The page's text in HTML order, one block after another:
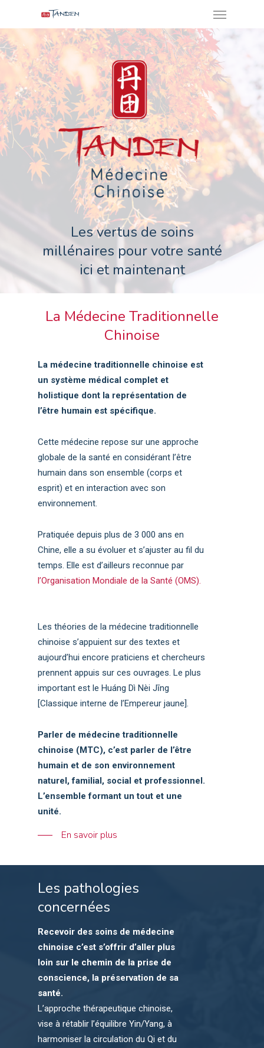
main
content
Les vertus de soins
millénaires pour votre santé
ici et maintenant
La Médecine Traditionnelle
Chinoise
La médecine traditionnelle chinoise est
un système médical complet et
holistique dont la représentation de
l’être humain est spécifique.
Cette médecine repose sur une approche
globale de la santé en considérant l’être
humain dans son ensemble (corps et
esprit) et en interaction avec son
environnement.
Pratiquée depuis plus de 3 000 ans en
Chine, elle a su évoluer et s’ajuster au fil du
temps. Elle est d’ailleurs reconnue par
l’Organisation Mondiale de la Santé (OMS).
Les théories de la médecine traditionnelle
chinoise s’appuient sur des textes et
aujourd’hui encore praticiens et chercheurs
prennent appuis sur ces ouvrages. Le plus
important est le Huáng Dì Nèi Jīng
[Classique interne de l’Empereur jaune].
Parler de médecine traditionnelle
chinoise (MTC), c’est parler de l’être
humain et de son environnement
naturel, familial, social et professionnel.
L’ensemble formant un tout et une
unité.
En savoir plus
Les pathologies
concernées
Recevoir des soins de médecine
chinoise c’est s’offrir d’aller plus
loin sur le chemin de la prise de
conscience, la préservation de sa
santé.
L’approche thérapeutique chinoise,
vise à rétablir l’équilibre Yin/Yang, à
harmoniser la circulation du Qi et du